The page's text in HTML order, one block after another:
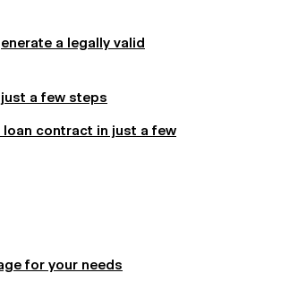
a legally valid
a few steps
loan contract in just a few
for your needs